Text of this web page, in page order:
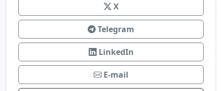
X
Telegram
LinkedIn
E-mail